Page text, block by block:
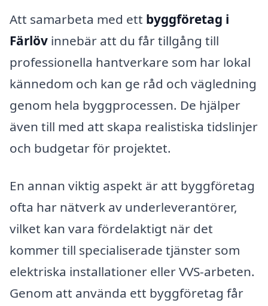
Att samarbeta med ett byggföretag i
Färlöv innebär att du får tillgång till
professionella hantverkare som har lokal
kännedom och kan ge råd och vägledning
genom hela byggprocessen. De hjälper
även till med att skapa realistiska tidslinjer
och budgetar för projektet.
En annan viktig aspekt är att byggföretag
ofta har nätverk av underleverantörer,
vilket kan vara fördelaktigt när det
kommer till specialiserade tjänster som
elektriska installationer eller VVS-arbeten.
Genom att använda ett byggföretag får